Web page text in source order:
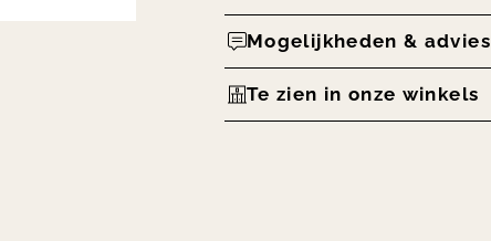
Mogelijkheden & advies
Te zien in onze winkels